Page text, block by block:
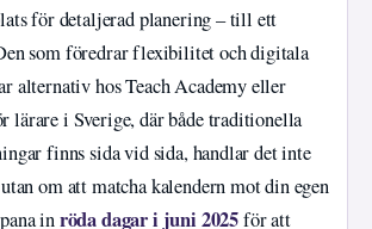
för detaljerad planering – till ett
som föredrar flexibilitet och digitala
alternativ hos Teach Academy eller
lärare i Sverige, där både traditionella
finns sida vid sida, handlar det inte
om att matcha kalendern mot din egen
inröda dagar i juni 2025för att